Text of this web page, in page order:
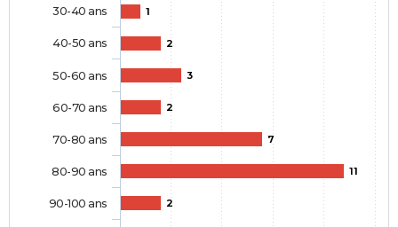
1
2
3
2
7
11
2
30-40 ans
40-50 ans
50-60 ans
60-70 ans
70-80 ans
80-90 ans
90-100 ans